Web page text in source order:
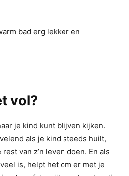
bad erg lekker en
vol?
je kind kunt blijven kijken.
als je kind steeds huilt,
van z’n leven doen. En als
is, helpt het om er met je